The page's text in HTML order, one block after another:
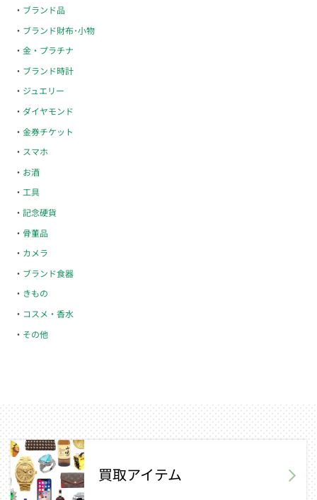
ブランド品
ブランド財布･小物
金・プラチナ
ブランド時計
ジュエリー
ダイヤモンド
金券チケット
スマホ
お酒
工具
記念硬貨
骨董品
カメラ
ブランド食器
きもの
コスメ・香水
その他
買取アイテム